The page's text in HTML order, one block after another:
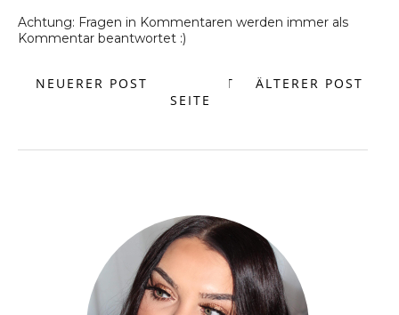
Achtung: Fragen in Kommentaren werden immer als
Kommentar beantwortet :)
NEUERER POST ÄLTERER POST
START
SEITE